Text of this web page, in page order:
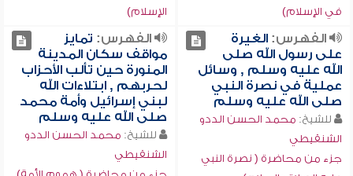
في الإسلام)
الإسلام)
الفهرس:الغيرة
على رسول الله صلى
الله عليه وسلم , وسائل
عملية في نصرة النبي
صلى الله عليه وسلم
للشيخ: محمد الحسن الددو
الشنقيطي
جزء من محاضرة ( نصرة النبي
الفهرس: تمايز
مواقف سكان المدينة
المنورة حين تألب الأحزاب
لحربهم , ابتلاءات الله
لبني إسرائيل وأمة محمد
صلى الله عليه وسلم
للشيخ: محمد الحسن الددو
الشنقيطي